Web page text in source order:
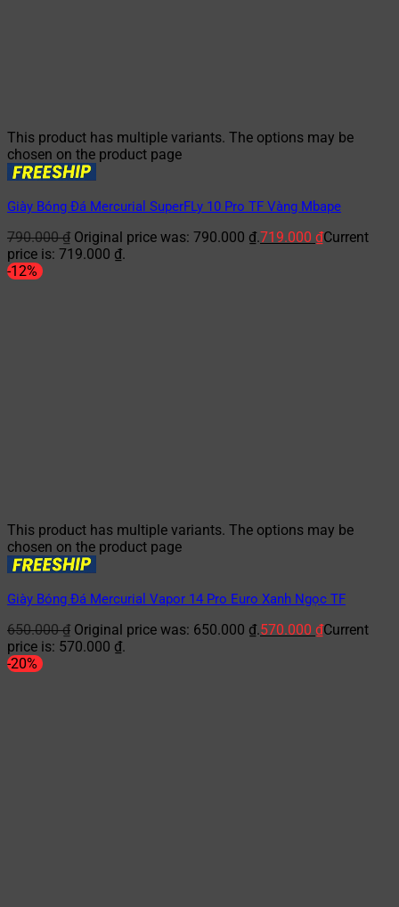
This product has multiple variants. The options may be
chosen on the product page
Giày Bóng Đá Mercurial SuperFLy 10 Pro TF Vàng Mbape
790.000₫ Original price was: 790.000 ₫.719.000 ₫Current
price is: 719.000 ₫.
-12%
This product has multiple variants. The options may be
chosen on the product page
Giày Bóng Đá Mercurial Vapor 14 Pro Euro Xanh Ngọc TF
650.000₫ Original price was: 650.000 ₫.570.000 ₫Current
price is: 570.000 ₫.
-20%